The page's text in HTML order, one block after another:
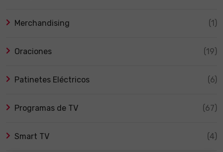
Merchandising (1)
Oraciones (19)
Patinetes Eléctricos (6)
Programas de TV (67)
Smart TV (4)